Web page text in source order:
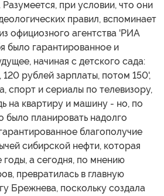
при условии, что они
правил, вспоминает
официозного агентства 'РИА
было гарантированное и
начиная с детского сада:
рублей зарплаты, потом 150',
спорт и сериалы по телевизору,
на квартиру и машину - но, по
планировать надолго
благополучие
сибирской нефти, которая
годы, а сегодня, по мнению
превратилась в главную
Брежнева, поскольку создала